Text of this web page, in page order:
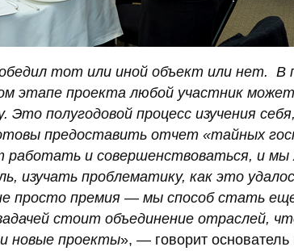
тот или иной объект или нет. В
этапе проекта любой участник
полугодовой процесс изучения
предоставить отчет «тайных
и совершенствоваться, и мы
изучать проблематику, как это
просто премия — мы способ стать
стоит объединение отраслей,
новые проекты», — говорит основатель